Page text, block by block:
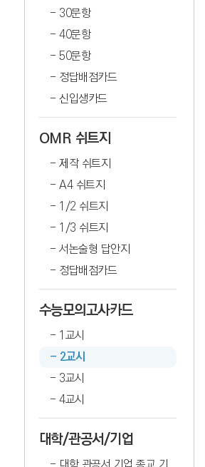
30문항
40문항
50문항
정답배점카드
신입생카드
OMR 쉬트지
제작 쉬트지
A4 쉬트지
1/2 쉬트지
1/3 쉬트지
서논술형 답안지
정답배점카드
수능모의고사카드
1교시
2교시
3교시
4교시
대학/관공서/기업
대학 관공서 기업 종교 기